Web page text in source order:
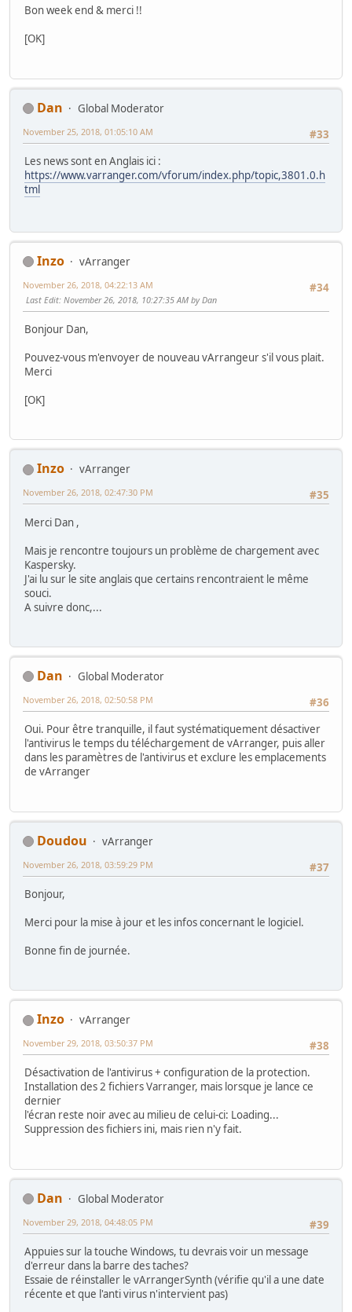
Bon week end & merci !!
[OK]
Dan
Global Moderator
#33
November 25, 2018, 01:05:10 AM
Les news sont en Anglais ici :
https://www.varranger.com/vforum/index.php/topic,3801.0.h
tml
Inzo
vArranger
#34
November 26, 2018, 04:22:13 AM
Last Edit: November 26, 2018, 10:27:35 AM by Dan
Bonjour Dan,
Pouvez-vous m'envoyer de nouveau vArrangeur s'il vous plait.
Merci
[OK]
Inzo
vArranger
#35
November 26, 2018, 02:47:30 PM
Merci Dan ,
Mais je rencontre toujours un problème de chargement avec
Kaspersky.
J'ai lu sur le site anglais que certains rencontraient le même
souci.
A suivre donc,...
Dan
Global Moderator
#36
November 26, 2018, 02:50:58 PM
Oui. Pour être tranquille, il faut systématiquement désactiver
l'antivirus le temps du téléchargement de vArranger, puis aller
dans les paramètres de l'antivirus et exclure les emplacements
de vArranger
Doudou
vArranger
#37
November 26, 2018, 03:59:29 PM
Bonjour,
Merci pour la mise à jour et les infos concernant le logiciel.
Bonne fin de journée.
Inzo
vArranger
#38
November 29, 2018, 03:50:37 PM
Désactivation de l'antivirus + configuration de la protection.
Installation des 2 fichiers Varranger, mais lorsque je lance ce
dernier
l'écran reste noir avec au milieu de celui-ci: Loading...
Suppression des fichiers ini, mais rien n'y fait.
Dan
Global Moderator
#39
November 29, 2018, 04:48:05 PM
Appuies sur la touche Windows, tu devrais voir un message
d'erreur dans la barre des taches?
Essaie de réinstaller le vArrangerSynth (vérifie qu'il a une date
récente et que l'anti virus n'intervient pas)